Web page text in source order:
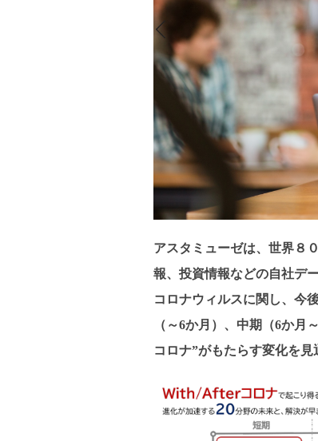
アスタミューゼは、世界８
報、投資情報などの自社デ
コロナウィルスに関し、今
（～6か月）、中期（6か
コロナ”がもたらす変化を